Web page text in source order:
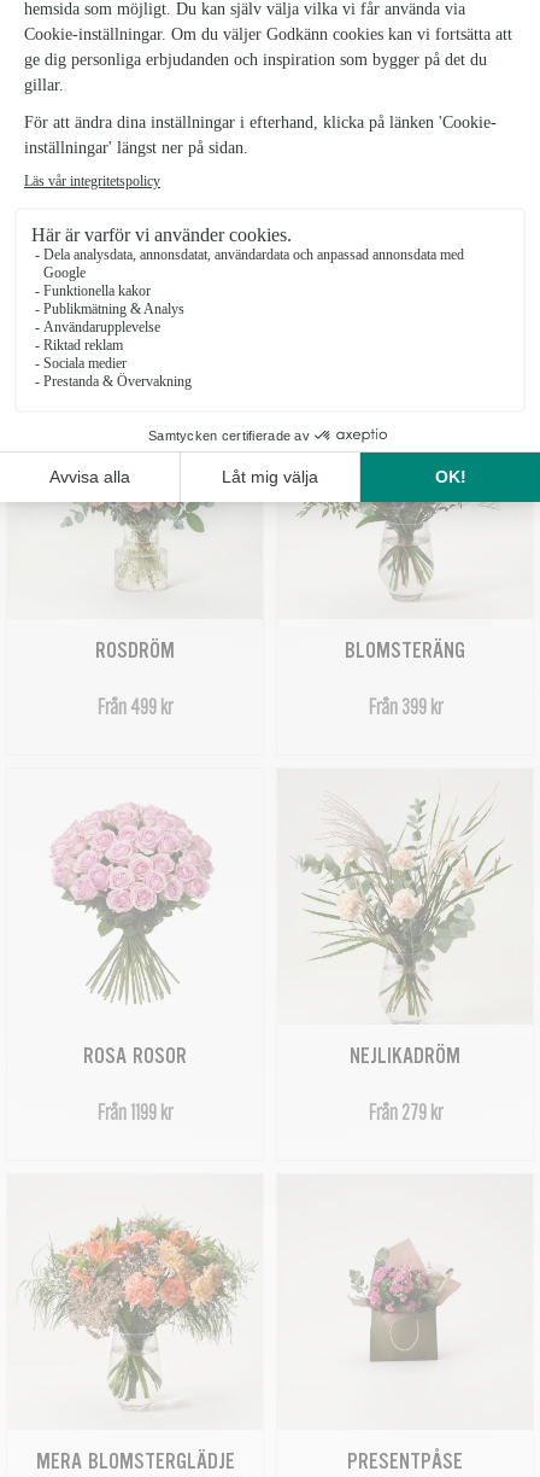
OMTANKE
Från 399 kr
PASTELLROSOR
ROSDRÖM
Från 499 kr
BLOMSTERÄNG
Från 399 kr
ROSA ROSOR
Från 1199 kr
NEJLIKADRÖM
Från 279 kr
MERA BLOMSTERGLÄDJE PRESENTPÅSE